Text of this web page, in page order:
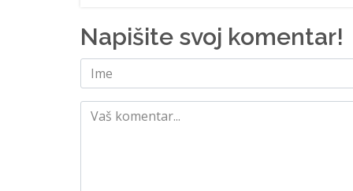
Napišite svoj komentar!